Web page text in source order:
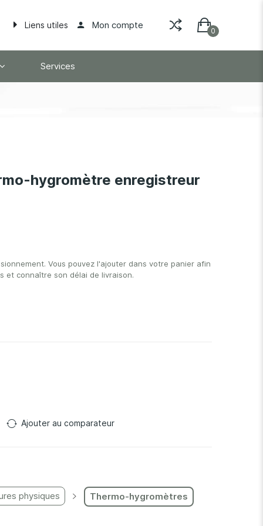
Liens utiles Mon compte
Services
hygromètre enregistreur
Vous pouvez l'ajouter dans votre panier afin
et connaître son délai de livraison.
Ajouter au comparateur
physiques Thermo-hygromètres